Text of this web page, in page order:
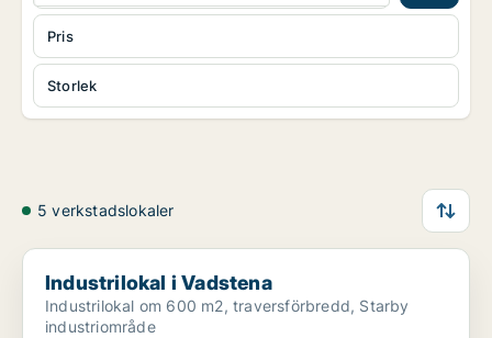
Storlek
Pris
5 verkstadslokaler
Industrilokal i Vadstena
Industrilokal i Vadstena
Industrilokal om 600 m2, traversförbredd, Starby
industriområde